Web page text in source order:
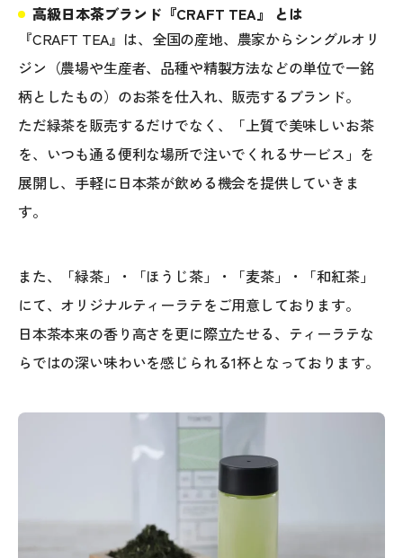
高級日本茶ブランド『CRAFT TEA』 とは
『CRAFT TEA』は、全国の産地、農家からシングルオリ
ジン（農場や生産者、品種や精製方法などの単位で一銘
柄としたもの）のお茶を仕入れ、販売するブランド。
ただ緑茶を販売するだけでなく、「上質で美味しいお茶
を、いつも通る便利な場所で注いでくれるサービス」を
展開し、手軽に日本茶が飲める機会を提供していきま
す。
また、「緑茶」・「ほうじ茶」・「麦茶」・「和紅茶」
にて、オリジナルティーラテをご用意しております。
日本茶本来の香り高さを更に際立たせる、ティーラテな
らではの深い味わいを感じられる1杯となっております。